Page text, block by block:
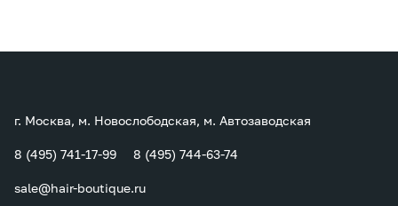
г. Москва, м. Новослободская, м. Автозаводская
8 (495) 741-17-99 8 (495) 744-63-74
sale@hair-boutique.ru